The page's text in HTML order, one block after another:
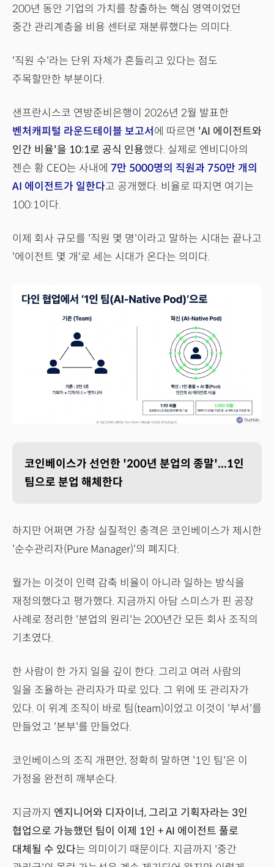
200년 동안 기업의 가치를 창출하는 핵심 영역이었던
중간 관리계층을 비용 센터로 재분류했다는 의미다.
'직원 수'라는 단위 자체가 흔들리고 있다는 점도
주목할만한 부분이다.
샌프란시스코 연방준비은행이 2026년 2월 발표한
벤처캐피털 라운드테이블 보고서 에 따르면 'AI 에이전트와
인간 비율'을 10:1로 공식 인용했다. 실제로 엔비디아의
젠슨 황 CEO는 사내에 7만 5000명의 직원과 750만 개의
AI 에이전트가 일한다고 공개했다. 비율로 따지면 여기는
100:1이다.
이제 회사 규모를 '직원 몇 명'이라고 말하는 시대는 끝나고
'에이전트 몇 개'로 세는 시대가 온다는 의미다.
코인베이스가 선언한 '200년 분업의 종말'...1인
팀으로 분업 해체한다
하지만 어쩌면 가장 실질적인 충격은 코인베이스가 제시한
'순수관리자(Pure Manager)'의 폐지다.
월가는 이것이 인력 감축 비율이 아니라 일하는 방식을
재정의했다고 평가했다. 지금까지 아담 스미스가 핀 공장
사례로 정리한 '분업의 원리'는 200년간 모든 회사 조직의
기초였다.
한 사람이 한 가지 일을 깊이 한다. 그리고 여러 사람의
일을 조율하는 관리자가 따로 있다. 그 위에 또 관리자가
있다. 이 위계 조직이 바로 팀(team)이었고 이것이 '부서'를
만들었고 '본부'를 만들었다.
코인베이스의 조직 개편안, 정확히 말하면 '1인 팀'은 이
가정을 완전히 깨부순다.
지금까지 엔지니어와 디자이너, 그리고 기획자라는 3인
협업으로 가능했던 팀이 이제 1인 + AI 에이전트 풀로
대체될 수 있다는 의미이기 때문이다. 지금까지 '중간